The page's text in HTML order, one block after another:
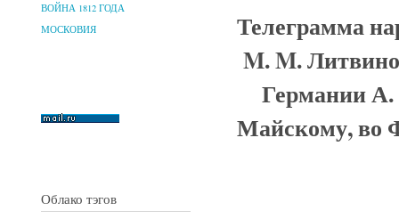
ВОЙНА 1812 ГОДА
МОСКОВИЯ
Облако тэгов
Телеграмма
M. M.
Германии
Майскому, во